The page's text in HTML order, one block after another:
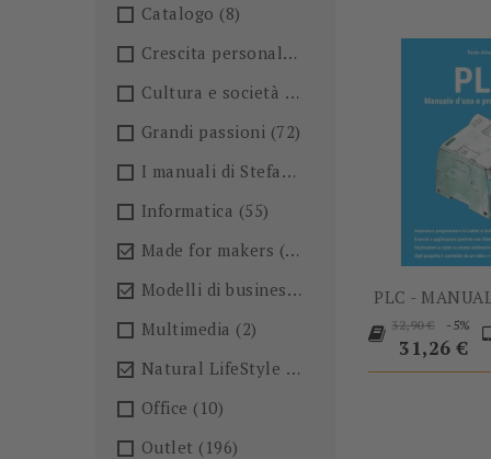
Catalogo (8)
Crescita personale
Cultura e società
(36)
Grandi passioni (72)
I manuali di Stefano Anselmo
Informatica (55)
 Made for makers (13)
 Modelli di business(57)
Multimedia (2)
 Natural LifeStyle
(4)
Office (10)
Outlet (196)
PLC -
Prezzo
base
32,90 € -5%
31,26 €